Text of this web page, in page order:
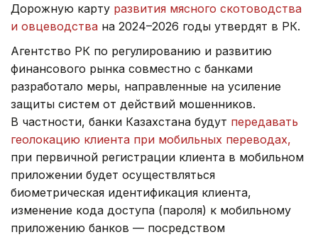
Дорожную карту развития мясного скотоводства
и овцеводства на 2024–2026 годы утвердят в РК.
Агентство РК по регулированию и развитию
финансового рынка совместно с банками
разработало меры, направленные на усиление
защиты систем от действий мошенников.
В частности, банки Казахстана будут передавать
геолокацию клиента при мобильных переводах,
при первичной регистрации клиента в мобильном
приложении будет осуществляться
биометрическая идентификация клиента,
изменение кода доступа (пароля) к мобильному
приложению банков — посредством